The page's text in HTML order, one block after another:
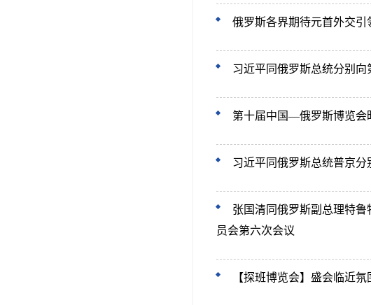
俄罗斯各界期待元首外交
习近平同俄罗斯总统分别
第十届中国—俄罗斯博览会
习近平同俄罗斯总统普京
张国清同俄罗斯副总理特
员会第六次会议
【探班博览会】盛会临近氛